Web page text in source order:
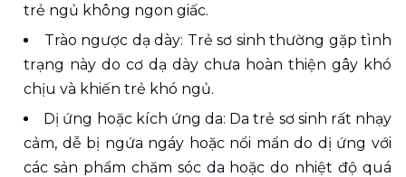
trẻ ngủ không ngon giấc.
Trào ngược dạ dày: Trẻ sơ sinh thường gặp tình
trạng này do cơ dạ dày chưa hoàn thiện gây khó
chịu và khiến trẻ khó ngủ.
Dị ứng hoặc kích ứng da: Da trẻ sơ sinh rất nhạy
cảm, dễ bị ngứa ngáy hoặc nổi mẩn do dị ứng với
các sản phẩm chăm sóc da hoặc do nhiệt độ quá